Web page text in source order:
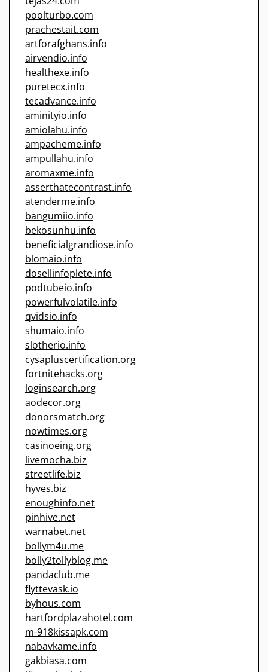
poolturbo.com
prachestait.com
artforafghans.info
airvendio.info
healthexe.info
puretecx.info
tecadvance.info
aminityio.info
amiolahu.info
ampacheme.info
ampullahu.info
aromaxme.info
asserthatecontrast.info
atenderme.info
bangumiio.info
bekosunhu.info
beneficialgrandiose.info
blomaio.info
dosellinfoplete.info
podtubeio.info
powerfulvolatile.info
qvidsio.info
shumaio.info
slotherio.info
cysapluscertification.org
fortnitehacks.org
loginsearch.org
aodecor.org
donorsmatch.org
nowtimes.org
casinoeing.org
livemocha.biz
streetlife.biz
hyves.biz
enoughinfo.net
pinhive.net
warnabet.net
bollym4u.me
bolly2tollyblog.me
pandaclub.me
flyttevask.io
byhous.com
hartfordplazahotel.com
m-918kissapk.com
nabavkame.info
gakbiasa.com